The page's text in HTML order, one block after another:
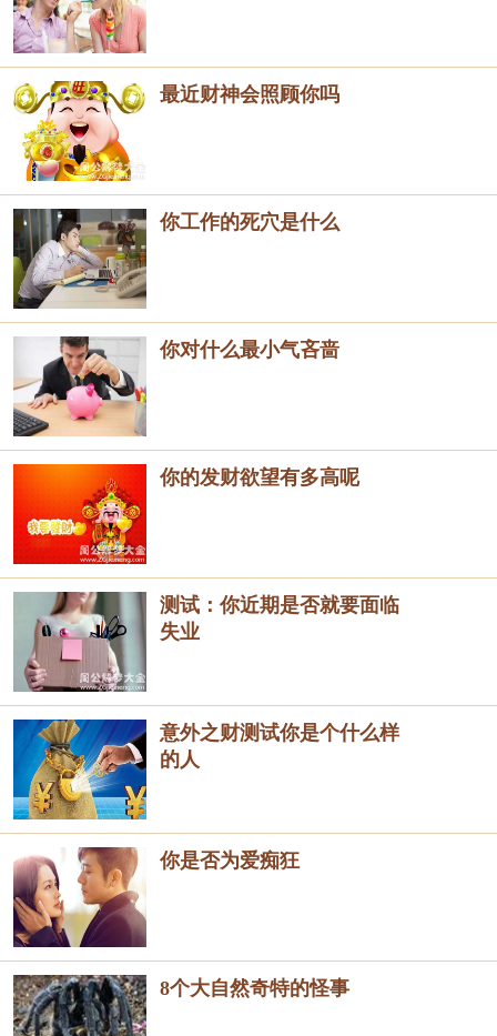
最近财神会照顾你吗
你工作的死穴是什么
你对什么最小气吝啬
你的发财欲望有多高呢
测试：你近期是否就要面临
失业
意外之财测试你是个什么样
的人
你是否为爱痴狂
8个大自然奇特的怪事